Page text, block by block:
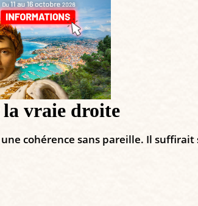
vraie droite
cohérence sans pareille. Il